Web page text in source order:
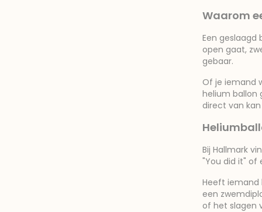
Waarom
Een geslaagd
open gaat,
gebaar.
Of je iemand
helium ballon
direct van
Bij Hallmark
"You did it" of
Heeft iemand
een
of het slagen